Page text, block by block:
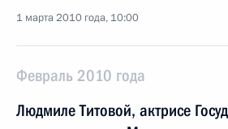
1 марта 2010 года, 10:00
Февраль 2010 года
Людмиле Титовой, актрисе